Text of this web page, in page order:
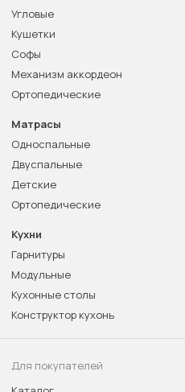
Угловые
Кушетки
Софы
Механизм аккордеон
Ортопедические
Матрасы
Односпальные
Двуспальные
Детские
Ортопедические
Кухни
Гарнитуры
Модульные
Кухонные столы
Конструктор кухонь
Для покупателей